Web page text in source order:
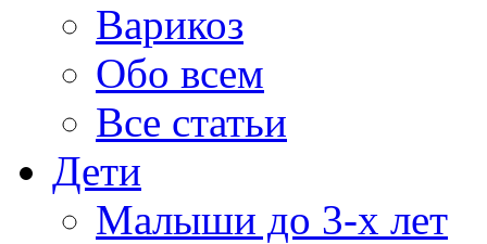
Варикоз
Обо всем
Все статьи
Дети
Малыши до 3-х лет